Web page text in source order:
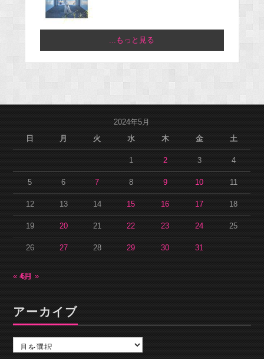
...もっと見る
2024年5月
日
月 火 水 木 金 土
1 2 3 4
5 6 7 8 9 10 11
12 13 14 15 16 17 18
19 20 21 22 23 24 25
26 27 28 29 30 31
« 4月6月 »
アーカイブ
カ